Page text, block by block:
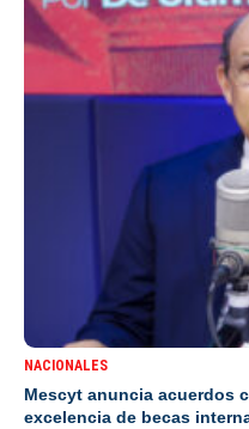
NACIONALES
Mescyt anuncia acuerdos
excelencia de becas